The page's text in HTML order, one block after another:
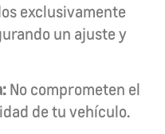
exclusivamente
un ajuste y
No comprometen el
de tu vehículo.